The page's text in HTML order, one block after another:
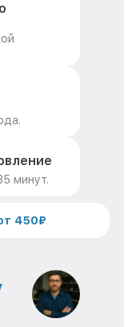
минут.
450₽